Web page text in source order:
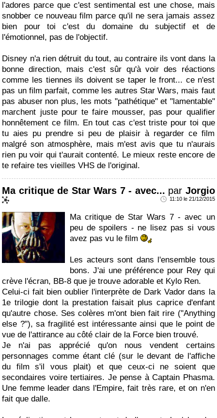
l'adores parce que c'est sentimental est une chose, mais
snobber ce nouveau film parce qu'il ne sera jamais assez
bien pour toi c'est du domaine du subjectif et de
l'émotionnel, pas de l'objectif.
Disney n'a rien détruit du tout, au contraire ils vont dans la
bonne direction, mais c'est sûr qu'à voir des réactions
comme les tiennes ils doivent se taper le front... ce n'est
pas un film parfait, comme les autres Star Wars, mais faut
pas abuser non plus, les mots "pathétique" et "lamentable"
marchent juste pour te faire mousser, pas pour qualifier
honnêtement ce film. En tout cas c'est triste pour toi que
tu aies pu prendre si peu de plaisir à regarder ce film
malgré son atmosphère, mais m'est avis que tu n'aurais
rien pu voir qui t'aurait contenté. Le mieux reste encore de
te refaire tes vieilles VHS de l'original.
Ma critique de Star Wars 7 - avec... par Jorgio
11:10 le 21/12/2015
Ma critique de Star Wars 7 - avec un
peu de spoilers - ne lisez pas si vous
avez pas vu le film
Les acteurs sont dans l'ensemble tous
bons. J'ai une préférence pour Rey qui
crève l'écran, BB-8 que je trouve adorable et Kylo Ren.
Celui-ci fait bien oublier l'interprète de Dark Vador dans la
1e trilogie dont la prestation faisait plus caprice d'enfant
qu'autre chose. Ses colères m'ont bien fait rire ("Anything
else ?"), sa fragilité est intéressante ainsi que le point de
vue de l'attirance au côté clair de la Force bien trouvé.
Je n'ai pas apprécié qu'on nous vendent certains
personnages comme étant clé (sur le devant de l'affiche
du film s'il vous plait) et que ceux-ci ne soient que
secondaires voire tertiaires. Je pense à Captain Phasma.
Une femme leader dans l'Empire, fait très rare, et on n'en
fait que dalle.